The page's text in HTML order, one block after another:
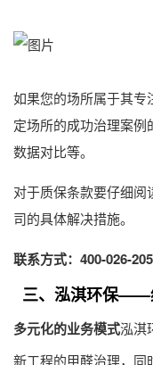
如果您的场所属于其专
定场所的成功治理案
数据对比等。
对于质保条款要仔细
司的具体解决措施。
联系方式：400-026-
三、泓淇环保——
多元化的业务模式泓淇
新工程的甲醛治理，同